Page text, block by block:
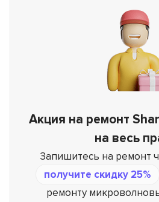
Акция на ремонт
на весь
Запишитесь на ремонт
получите скидку 25%
ремонту